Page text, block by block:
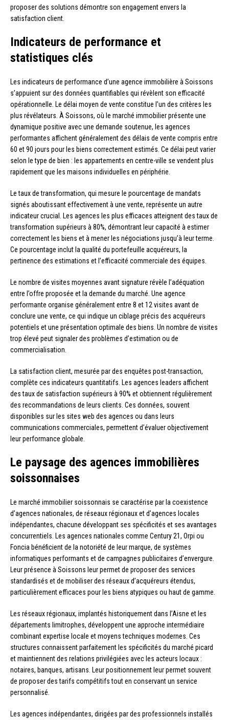
proposer des solutions démontre son engagement envers la
satisfaction client.
Indicateurs de performance et
statistiques clés
Les indicateurs de performance d’une agence immobilière à Soissons
s’appuient sur des données quantifiables qui révèlent son efficacité
opérationnelle. Le délai moyen de vente constitue l’un des critères les
plus révélateurs. À Soissons, où le marché immobilier présente une
dynamique positive avec une demande soutenue, les agences
performantes affichent généralement des délais de vente compris entre
60 et 90 jours pour les biens correctement estimés. Ce délai peut varier
selon le type de bien : les appartements en centre-ville se vendent plus
rapidement que les maisons individuelles en périphérie.
Le taux de transformation, qui mesure le pourcentage de mandats
signés aboutissant effectivement à une vente, représente un autre
indicateur crucial. Les agences les plus efficaces atteignent des taux de
transformation supérieurs à 80%, démontrant leur capacité à estimer
correctement les biens et à mener les négociations jusqu’à leur terme.
Ce pourcentage inclut la qualité du portefeuille acquéreurs, la
pertinence des estimations et l’efficacité commerciale des équipes.
Le nombre de visites moyennes avant signature révèle l’adéquation
entre l’offre proposée et la demande du marché. Une agence
performante organise généralement entre 8 et 12 visites avant de
conclure une vente, ce qui indique un ciblage précis des acquéreurs
potentiels et une présentation optimale des biens. Un nombre de visites
trop élevé peut signaler des problèmes d’estimation ou de
commercialisation.
La satisfaction client, mesurée par des enquêtes post-transaction,
complète ces indicateurs quantitatifs. Les agences leaders affichent
des taux de satisfaction supérieurs à 90% et obtiennent régulièrement
des recommandations de leurs clients. Ces données, souvent
disponibles sur les sites web des agences ou dans leurs
communications commerciales, permettent d’évaluer objectivement
leur performance globale.
Le paysage des agences immobilières
soissonnaises
Le marché immobilier soissonnais se caractérise par la coexistence
d’agences nationales, de réseaux régionaux et d’agences locales
indépendantes, chacune développant ses spécificités et ses avantages
concurrentiels. Les agences nationales comme Century 21, Orpi ou
Foncia bénéficient de la notoriété de leur marque, de systèmes
informatiques performants et de campagnes publicitaires d’envergure.
Leur présence à Soissons leur permet de proposer des services
standardisés et de mobiliser des réseaux d’acquéreurs étendus,
particulièrement efficaces pour les biens atypiques ou haut de gamme.
Les réseaux régionaux, implantés historiquement dans l’Aisne et les
départements limitrophes, développent une approche intermédiaire
combinant expertise locale et moyens techniques modernes. Ces
structures connaissent parfaitement les spécificités du marché picard
et maintiennent des relations privilégiées avec les acteurs locaux :
notaires, banques, artisans. Leur positionnement leur permet souvent
de proposer des tarifs compétitifs tout en conservant un service
personnalisé.
Les agences indépendantes, dirigées par des professionnels installés